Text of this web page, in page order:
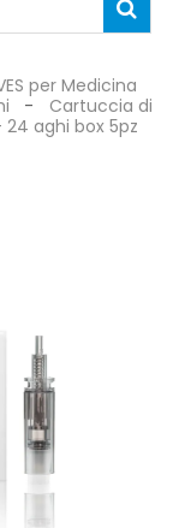
per Medicina
Cartuccia di
aghi box 5pz